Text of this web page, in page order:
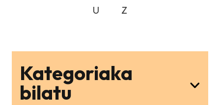
U
Z
Kategoriaka
bilatu